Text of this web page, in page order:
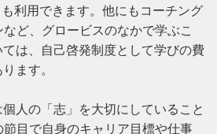
も利用できます。他にもコーチング
ど、グロービスのなかで学ぶこ
は、自己啓発制度として学びの費
ます。
人の「志」を大切にしていること
目で自身のキャリア目標や仕事